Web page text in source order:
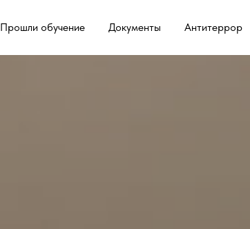
Прошли обучение Документы Антитеррор